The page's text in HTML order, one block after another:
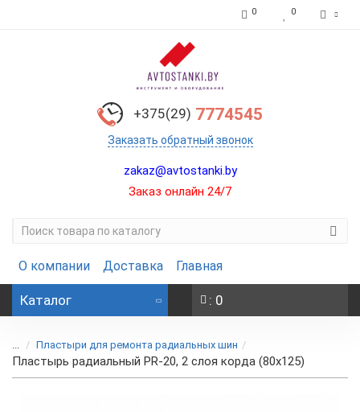
0 0
+375(29) 7774545
Заказать обратный звонок
zakaz@avtostanki.by
Заказ онлайн 24/7
О компании Доставка Главная
Каталог : 0
... Пластыри для ремонта радиальных шин
Пластырь радиальный PR-20, 2 слоя корда (80х125)